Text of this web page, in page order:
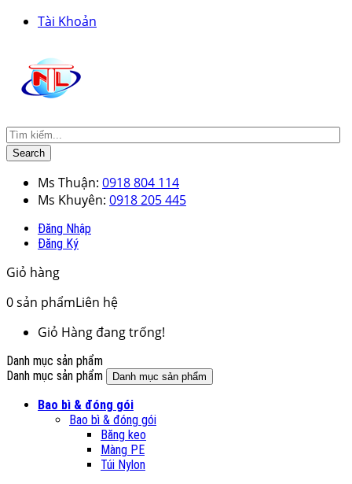
Tài Khoản
Search
Ms Thuận: 0918 804 114
Ms Khuyên: 0918 205 445
Đăng Nhập
Đăng Ký
Giỏ hàng
0sản phẩmLiên hệ
Giỏ Hàng đang trống!
Danh mục sản phẩm
Danh mục sản phẩm
Danh mục sản phẩm
Bao bì & đóng gói
Bao bì & đóng gói
Băng keo
Màng PE
Túi Nylon